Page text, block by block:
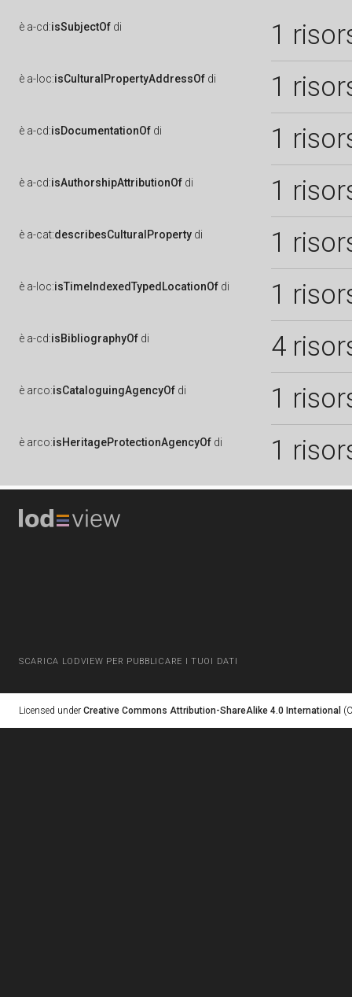
è a-cd:isSubjectOf di 1
è a-loc:isCulturalPropertyAddressOf di 1
è a-cd:isDocumentationOf di 1
è a-cd:isAuthorshipAttributionOf di 1
è a-cat:describesCulturalProperty di 1
è a-loc:isTimeIndexedTypedLocationOf di 1
è a-cd:isBibliographyOf di 4
è arco:isCataloguingAgencyOf di 1
è arco:isHeritageProtectionAgencyOf di 1
SCARICA LODVIEW PER PUBBLICARE I TUOI DATI
Licensed under Creative Commons Attribution-ShareAlike 4.0 International